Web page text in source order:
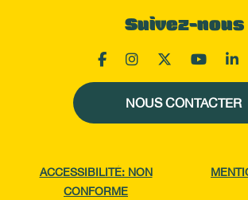
Suivez-nous
NOUS CONTACTER
ACCESSIBILITÉ: NON
CONFORME